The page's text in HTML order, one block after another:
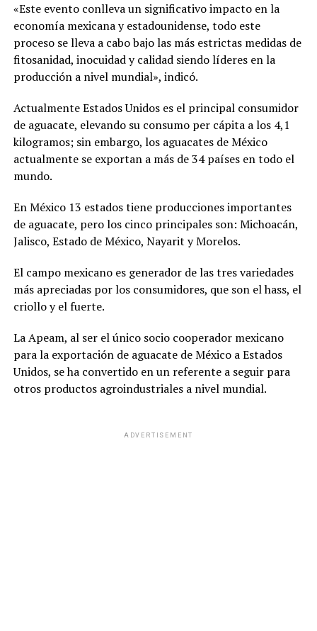
«Este evento conlleva un significativo impacto en la
economía mexicana y estadounidense, todo este
proceso se lleva a cabo bajo las más estrictas medidas de
fitosanidad, inocuidad y calidad siendo líderes en la
producción a nivel mundial», indicó.
Actualmente Estados Unidos es el principal consumidor
de aguacate, elevando su consumo per cápita a los 4,1
kilogramos; sin embargo, los aguacates de México
actualmente se exportan a más de 34 países en todo el
mundo.
En México 13 estados tiene producciones importantes
de aguacate, pero los cinco principales son: Michoacán,
Jalisco, Estado de México, Nayarit y Morelos.
El campo mexicano es generador de las tres variedades
más apreciadas por los consumidores, que son el hass, el
criollo y el fuerte.
La Apeam, al ser el único socio cooperador mexicano
para la exportación de aguacate de México a Estados
Unidos, se ha convertido en un referente a seguir para
otros productos agroindustriales a nivel mundial.
ADVERTISEMENT